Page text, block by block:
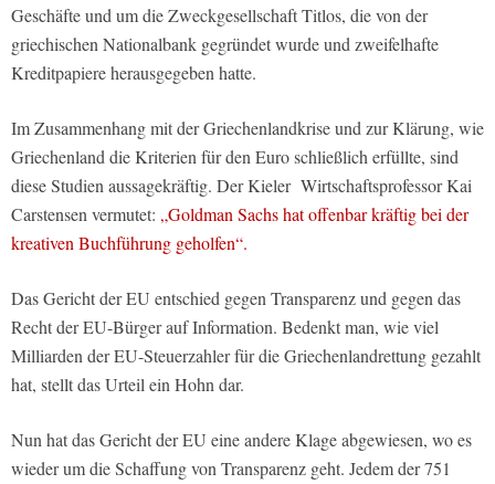
Geschäfte und um die Zweckgesellschaft Titlos, die von der
griechischen Nationalbank gegründet wurde und zweifelhafte
Kreditpapiere herausgegeben hatte.
Im Zusammenhang mit der Griechenlandkrise und zur Klärung, wie
Griechenland die Kriterien für den Euro schließlich erfüllte, sind
diese Studien aussagekräftig. Der Kieler Wirtschaftsprofessor Kai
Carstensen vermutet: „Goldman Sachs hat offenbar kräftig bei der
kreativen Buchführung geholfen“.
Das Gericht der EU entschied gegen Transparenz und gegen das
Recht der EU-Bürger auf Information. Bedenkt man, wie viel
Milliarden der EU-Steuerzahler für die Griechenlandrettung gezahlt
hat, stellt das Urteil ein Hohn dar.
Nun hat das Gericht der EU eine andere Klage abgewiesen, wo es
wieder um die Schaffung von Transparenz geht. Jedem der 751